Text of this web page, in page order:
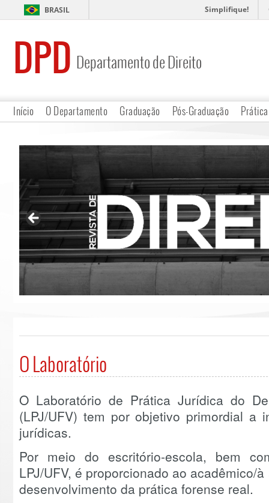
BRASIL Simplifique!
DPD Departamento de Direito
Início O Departamento Graduação Pós-Graduação
O Laboratório
O Laboratório de Prática Jurídica do
(LPJ/UFV) tem por objetivo primordial a
jurídicas.
Por meio do escritório-escola, bem
LPJ/UFV, é proporcionado ao acadêmico/
desenvolvimento da prática forense real.